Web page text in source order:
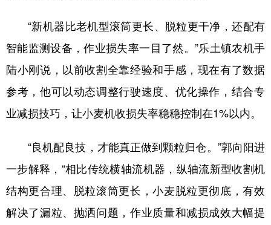
辽宁 吉林 上海 江苏
山东 河南 湖北 湖南
广东 广西 海南 重庆
陕西 甘肃 青海 宁夏
新疆 内蒙古 黑龙江
“新机器比老机型滚筒更长、脱粒更干净，还配有
智能监测设备，作业损失率一目了然。”乐土镇农机手
陆小刚说，以前收割全靠经验和手感，现在有了数据
参考，他可以动态调整行驶速度、优化操作，结合专
业减损技巧，让小麦机收损失率稳稳控制在1%以内。
“良机配良技，才能真正做到颗粒归仓。”郭向阳进
一步解释，“相比传统横轴流机器，纵轴流新型收割机
结构更合理、脱粒滚筒更长，小麦脱粒更彻底，有效
解决了漏粒、抛洒问题，作业质量和减损成效大幅提